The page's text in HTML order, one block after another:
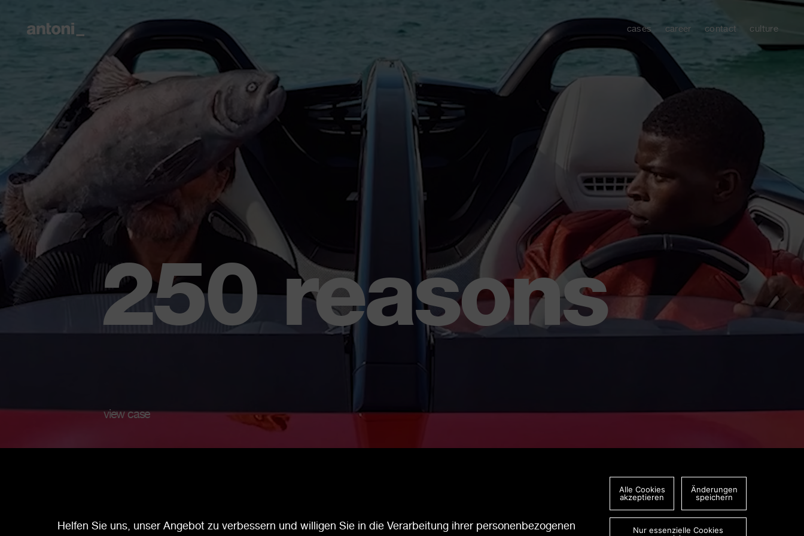
Helfen Sie uns, unser Angebot zu verbessern und willigen Sie in die Verarbeitung ihrer personenbezogenen
Alle Cookies
akzeptieren
Änderungen
speichern
Nur essenzielle Cookies
cases career contact culture
250 reasons
view case